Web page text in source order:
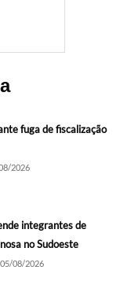
fuga de fiscalização
2026
integrantes de
no Sudoeste
05/08/2026